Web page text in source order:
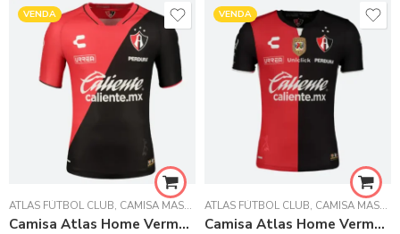
VENDA
ATLAS FÚTBOL CLUB, CAMISA MASCULINA
Camisa Atlas Home Vermelha/Preta 2023/24 Masculina
VENDA
ATLAS FÚTBOL CLUB, CAMISA MASCULINA
Camisa Atlas Home Vermelha/Preta 2022/23 Masculina